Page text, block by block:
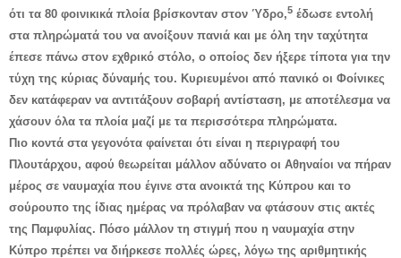
ότι τα 80 φοινικικά πλοία βρίσκονταν στον Ύδρο,5 έδωσε εντολή
στα πληρώματά του να ανοίξουν πανιά και με όλη την ταχύτητα
έπεσε πάνω στον εχθρικό στόλο, ο οποίος δεν ήξερε τίποτα για την
τύχη της κύριας δύναμής του. Κυριευμένοι από πανικό οι Φοίνικες
δεν κατάφεραν να αντιτάξουν σοβαρή αντίσταση, με αποτέλεσμα να
χάσουν όλα τα πλοία μαζί με τα περισσότερα πληρώματα.
Πιο κοντά στα γεγονότα φαίνεται ότι είναι η περιγραφή του
Πλουτάρχου, αφού θεωρείται μάλλον αδύνατο οι Αθηναίοι να πήραν
μέρος σε ναυμαχία που έγινε στα ανοικτά της Κύπρου και το
σούρουπο της ίδιας ημέρας να πρόλαβαν να φτάσουν στις ακτές
της Παμφυλίας. Πόσο μάλλον τη στιγμή που η ναυμαχία στην
Κύπρο πρέπει να διήρκεσε πολλές ώρες, λόγω της αριθμητικής